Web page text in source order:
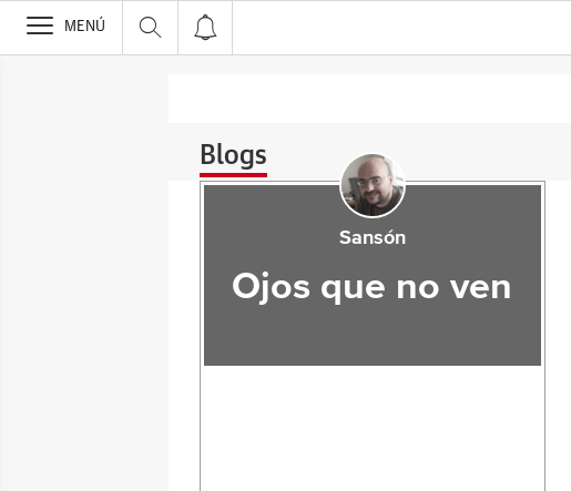
>
MENÚ
Blogs
Sansón
Ojos que no ven